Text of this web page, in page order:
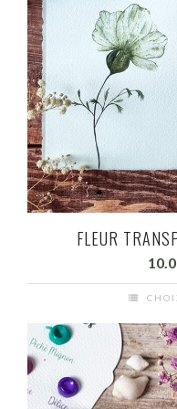
FLEUR
produit
a
plusieurs